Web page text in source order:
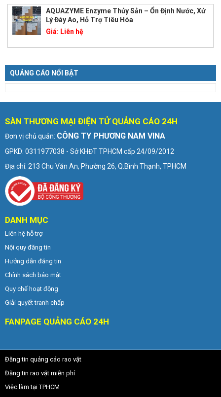
AQUAZYME Enzyme Thủy Sản – Ổn Định Nước, Xử
Lý Đáy Ao, Hỗ Trợ Tiêu Hóa
Giá: Liên hệ
QUẢNG CÁO NỔI BẬT
SÀN THƯƠNG MẠI ĐIỆN TỬ QUẢNG CÁO 24H
Đơn vị chủ quản: CÔNG TY PHƯƠNG NAM VINA
GPKD: 0311977038 - Sở KHĐT TPHCM cấp 24/09/2012
Địa chỉ: 213 Chu Văn An, Phường 26, Q.Bình Thạnh, TPHCM
DANH MỤC
Liên hệ hỗ trợ
Nội quy đăng tin
Hướng dẫn đăng tin
Chính sách bảo mật
Quy chế hoạt động
Giải quyết tranh chấp
FANPAGE QUẢNG CÁO 24H
Đăng tin quảng cáo rao vặt
Đăng tin rao vặt miễn phí
Việc làm tại TPHCM